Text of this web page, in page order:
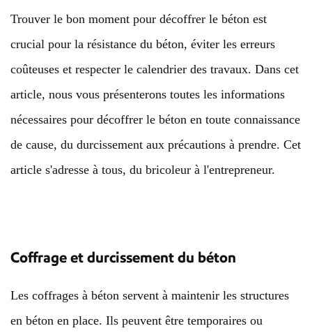
Trouver le bon moment pour décoffrer le béton est
crucial pour la résistance du béton, éviter les erreurs
coûteuses et respecter le calendrier des travaux. Dans cet
article, nous vous présenterons toutes les informations
nécessaires pour décoffrer le béton en toute connaissance
de cause, du durcissement aux précautions à prendre. Cet
article s'adresse à tous, du bricoleur à l'entrepreneur.
Coffrage et durcissement du béton
Les coffrages à béton servent à maintenir les structures
en béton en place. Ils peuvent être temporaires ou